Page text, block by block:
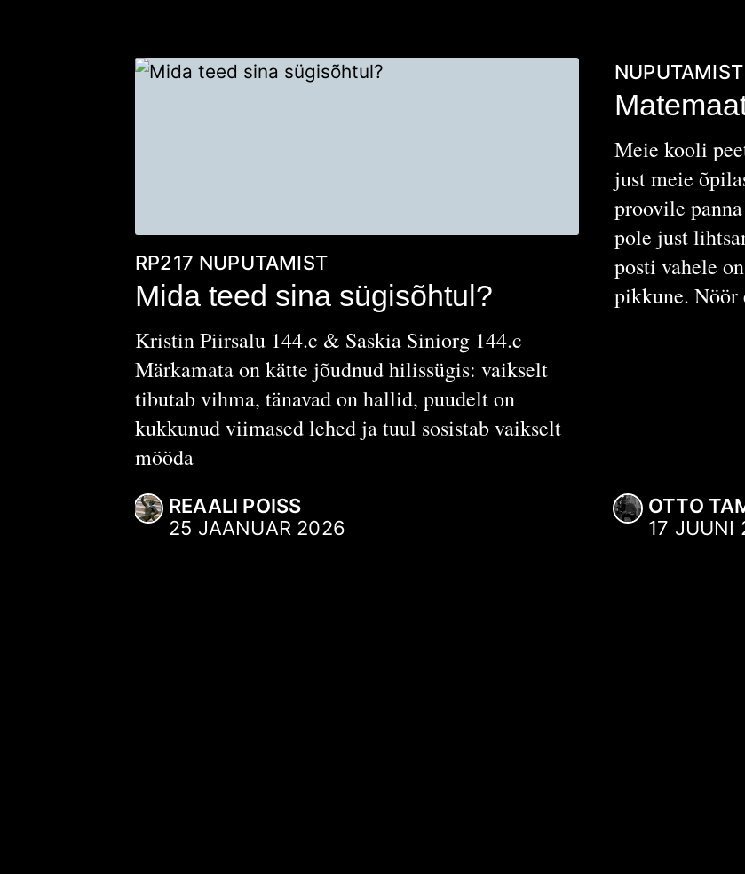
RP217 NUPUTAMIST
Mida teed sina sügisõhtul?
Kristin Piirsalu 144.c & Saskia Siniorg 144.c
Märkamata on kätte jõudnud hilissügis: vaikselt
tibutab vihma, tänavad on hallid, puudelt on
kukkunud viimased lehed ja tuul sosistab vaikselt
mööda
REAALI POISS
25 JAANUAR 2026
NUPUTAMIST
Meie kooli
just meie
proovile
pole just
posti vahele
pikkune.
OTTO
17 JUUNI